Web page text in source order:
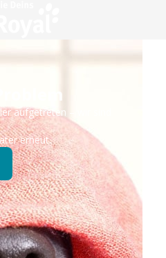
aufgetreten – wir sind
erneut.